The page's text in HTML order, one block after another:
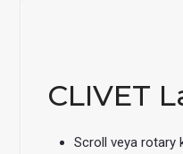
CLIVET
Scroll veya rotary